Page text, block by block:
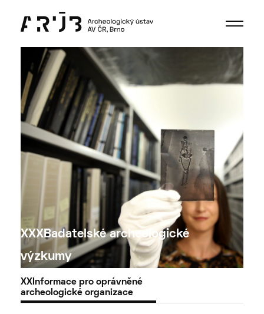
XXXBadatelské archeologické
výzkumy
XXInformace pro oprávněné
archeologické organizace